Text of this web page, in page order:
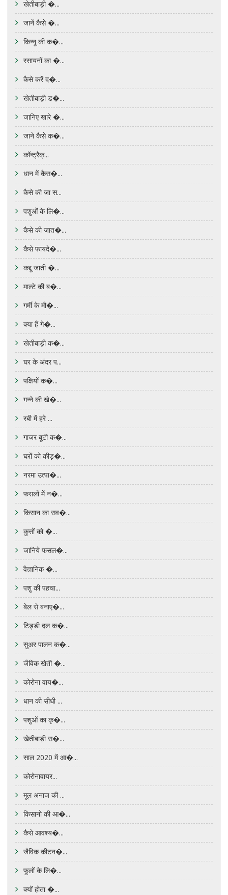
खेतीबाड़ी �...
जानें कैसे �...
किन्नू की क�...
रसायनों का �...
कैसे करें द�...
खेतीबाड़ी ड�...
जानिए खारे �...
जाने कैसे क�...
कॉन्ट्रैक्...
धान में कैस�...
कैसे की जा स...
पशुओं के लि�...
कैसे की जात�...
कैसे फायदे�...
कद्दू जाती �...
माल्टे की ब�...
गर्मी के मौ�...
क्या हैं गे�...
खेतीबाड़ी क�...
घर के अंदर प...
पक्षियों क�...
गन्ने की खे�...
रबी में हरे ...
गाजर बूटी क�...
घरों को कीड़�...
नरमा उत्पा�...
फसलों में न�...
किसान का सव�...
कुत्तों को �...
जानिये फसल�...
वैज्ञानिक �...
पशु की पहचा...
बेल से बनाए�...
टिड्डी दल क�...
सुअर पालन क�...
जैविक खेती �...
कोरोना वाय�...
धान की सीधी ...
पशुओं का कृ�...
खेतीबाड़ी स�...
साल 2020 में आ�...
कोरोनावायर...
मूल अनाज की ...
किसानो की आ�...
कैसे आवश्य�...
जैविक कीटन�...
फूलों के लि�...
क्यों होता �...